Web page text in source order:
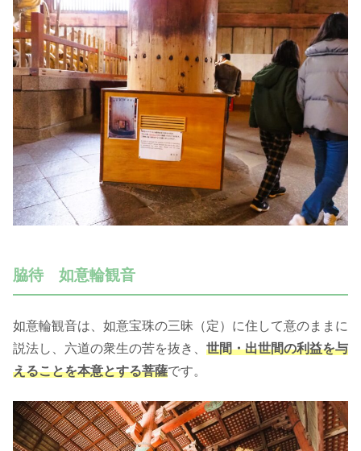
脇待 如意輪観音
如意輪観音は、如意宝珠の三昧（定）に住して意のままに
説法し、六道の衆生の苦を抜き、 世間・出世間の利益を与
えることを本意とする菩薩です。